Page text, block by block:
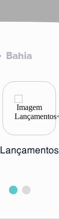
Bahia
Lançamentos